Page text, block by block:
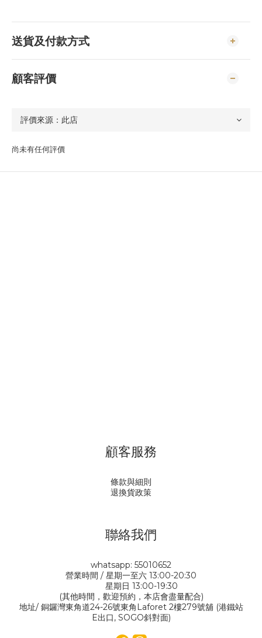
送貨及付款方式
顧客評價
尚未有任何評價
顧客服務
條款與細則
退換貨政策
聯絡我們
whatsapp: 55010652
營業時間 / 星期一至六 13:00-20:30
星期日 13:00-19:30
(其他時間，歡迎預約，本店會盡量配合)
地址/ 銅鑼灣東角道24-26號東角Laforet 2樓279號舖 (港鐵站
E出口, SOGO斜對面)